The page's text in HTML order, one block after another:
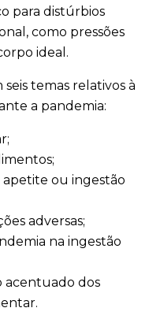
para distúrbios
como pressões
ideal.
temas relativos à
a pandemia:
ou ingestão
adversas;
na ingestão
acentuado dos